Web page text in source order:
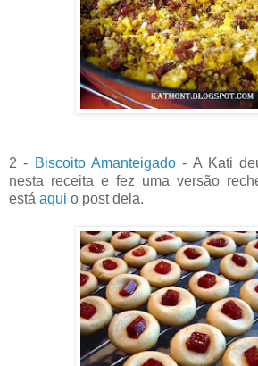
2 - Biscoito Amanteigado- A Kati
nesta receita e fez uma versão
está aqui o post dela.